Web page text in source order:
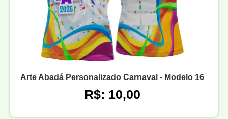
Arte Abadá Personalizado Carnaval - Modelo 16
R$: 10,00